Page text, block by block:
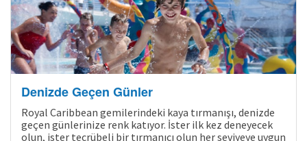
Denizde Geçen Günler
Royal Caribbean gemilerindeki kaya tırmanışı, denizde
geçen günlerinize renk katıyor. İster ilk kez deneyecek
olun, ister tecrübeli bir tırmanıcı olun her seviyeye uygun